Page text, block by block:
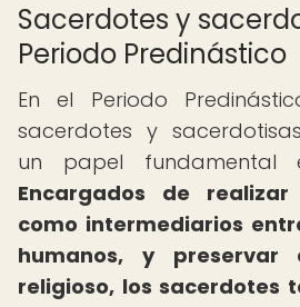
Sacerdotes y
Periodo Predinástico
En el Periodo
sacerdotes y
un papel fundamental
Encargados de
como intermediarios
humanos, y preservar
religioso, los sacerdotes